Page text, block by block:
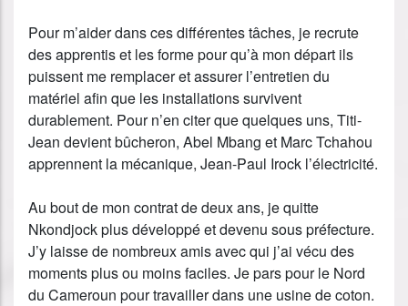
Pour m’aider dans ces différentes tâches, je recrute
des apprentis et les forme pour qu’à mon départ ils
puissent me remplacer et assurer l’entretien du
matériel afin que les installations survivent
durablement. Pour n’en citer que quelques uns, Titi-
Jean devient bûcheron, Abel Mbang et Marc Tchahou
apprennent la mécanique, Jean-Paul Irock l’électricité.
Au bout de mon contrat de deux ans, je quitte
Nkondjock plus développé et devenu sous préfecture.
J’y laisse de nombreux amis avec qui j’ai vécu des
moments plus ou moins faciles. Je pars pour le Nord
du Cameroun pour travailler dans une usine de coton.